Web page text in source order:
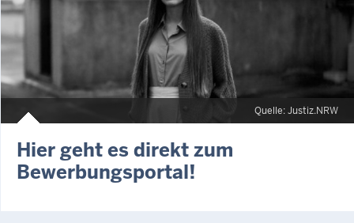
Quelle: Justiz.NRW
Hier geht es direkt zum
Bewerbungsportal!